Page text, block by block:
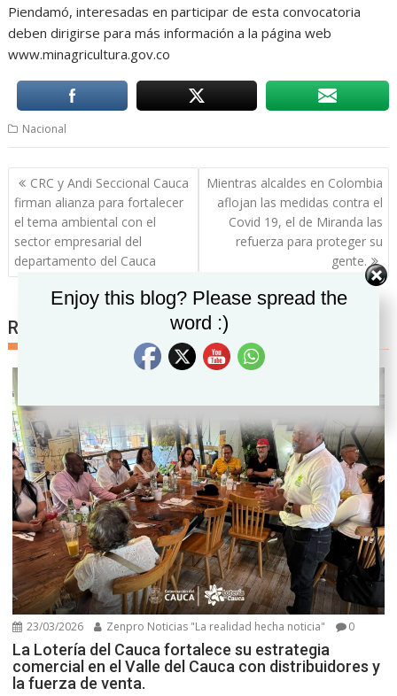
Piendamó, interesadas en participar de esta convocatoria
deben dirigirse para más información a la página web
www.minagricultura.gov.co
Nacional
Navegación
de
entradas
CRC y Andi Seccional Cauca
firman alianza para fortalecer
el tema ambiental con el
sector empresarial del
departamento del Cauca
Mientras alcaldes en Colombia
aflojan las medidas contra el
Covid 19, el de Miranda las
refuerza para proteger su
gente.
Related posts
23/03/2026 Zenpro Noticias "La realidad hecha noticia" 0
La Lotería del Cauca fortalece su estrategia
comercial en el Valle del Cauca con distribuidores y
la fuerza de venta.
Enjoy this blog? Please spread the
word :)
Set Youtube Channel ID